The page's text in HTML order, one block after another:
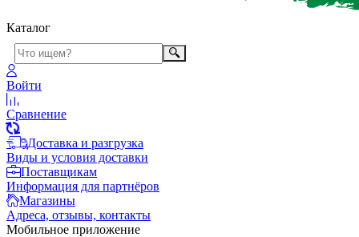
Каталог
Войти
Сравнение
Доставка и разгрузка
Виды и условия доставки
Поставщикам
Информация для партнёров
Магазины
Адреса, отзывы, контакты
Мобильное приложение